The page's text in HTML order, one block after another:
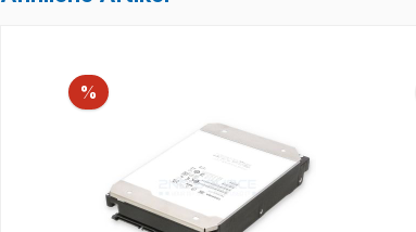
% Rabatt